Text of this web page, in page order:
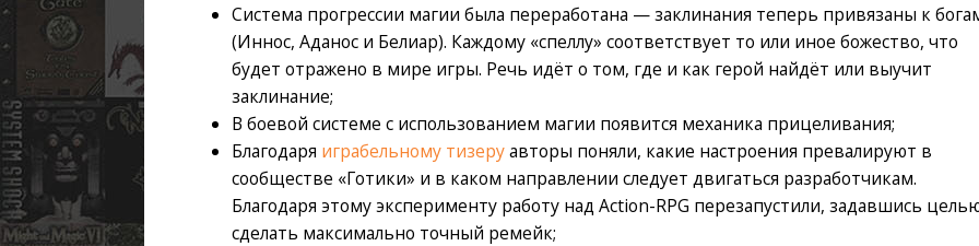
Система прогрессии магии была переработана — заклинания теперь привязаны к
(Иннос, Аданос и Белиар). Каждому «спеллу» соответствует то или иное божество, что
будет отражено в мире игры. Речь идёт о том, где и как герой найдёт или выучит
заклинание;
В боевой системе с использованием магии появится механика прицеливания;
Благодаря играбельному тизеруавторы поняли, какие настроения превалируют в
сообществе «Готики» и в каком направлении следует двигаться разработчикам.
Благодаря этому эксперименту работу над Action-RPG перезапустили, задавшись
сделать максимально точный ремейк;